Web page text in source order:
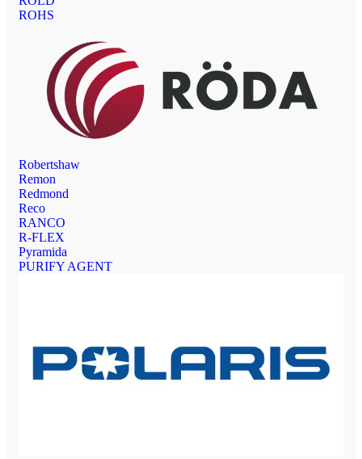
ROHS
Robertshaw
Remon
Redmond
Reco
RANCO
R-FLEX
Pyramida
PURIFY AGENT